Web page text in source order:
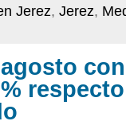
Jerez, Jerez,